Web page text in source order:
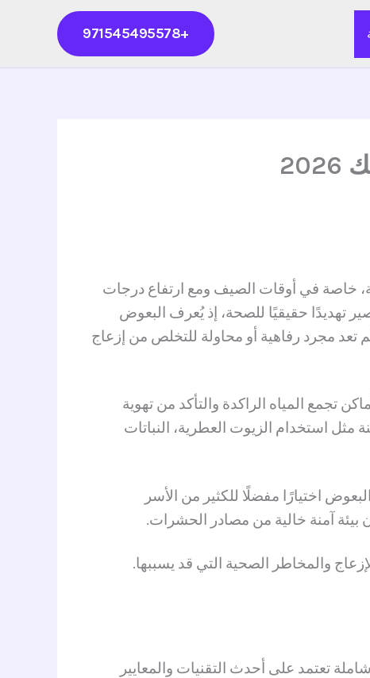
+971545495578
خاصة في أوقات الصيف ومع ارتفاع درجات
تهديدًا حقيقيًا للصحة، إذ يُعرف البعوض
تعد مجرد رفاهية أو محاولة للتخلص من إزعاج
تجمع المياه الراكدة والتأكد من تهوية
مثل استخدام الزيوت العطرية، النباتات
اختيارًا مفضلًا للكثير من الأسر
آمنة خالية من مصادر الحشرات.
والمخاطر الصحية التي قد يسببها.
تعتمد على أحدث التقنيات والمعايير